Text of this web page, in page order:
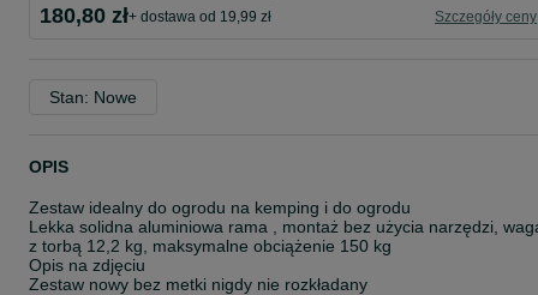
180,80 zł+ dostawa od 19,99 zł Szczegóły ceny
Stan: Nowe
OPIS
Zestaw idealny do ogrodu na kemping i do ogrodu
Lekka solidna aluminiowa rama , montaż bez użycia narzędzi,
z torbą 12,2 kg, maksymalne obciążenie 150 kg
Opis na zdjęciu
Zestaw nowy bez metki nigdy nie rozkładany